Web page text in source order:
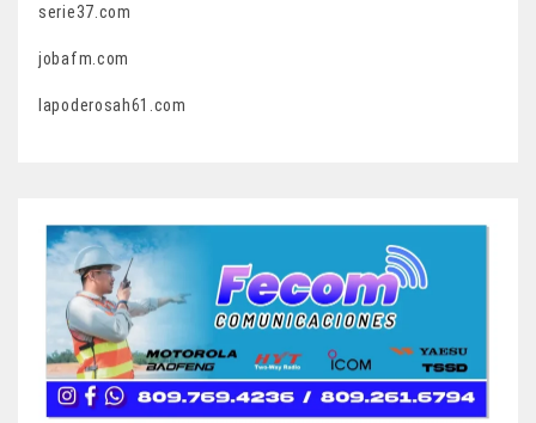
serie37.com
jobafm.com
lapoderosah61.com